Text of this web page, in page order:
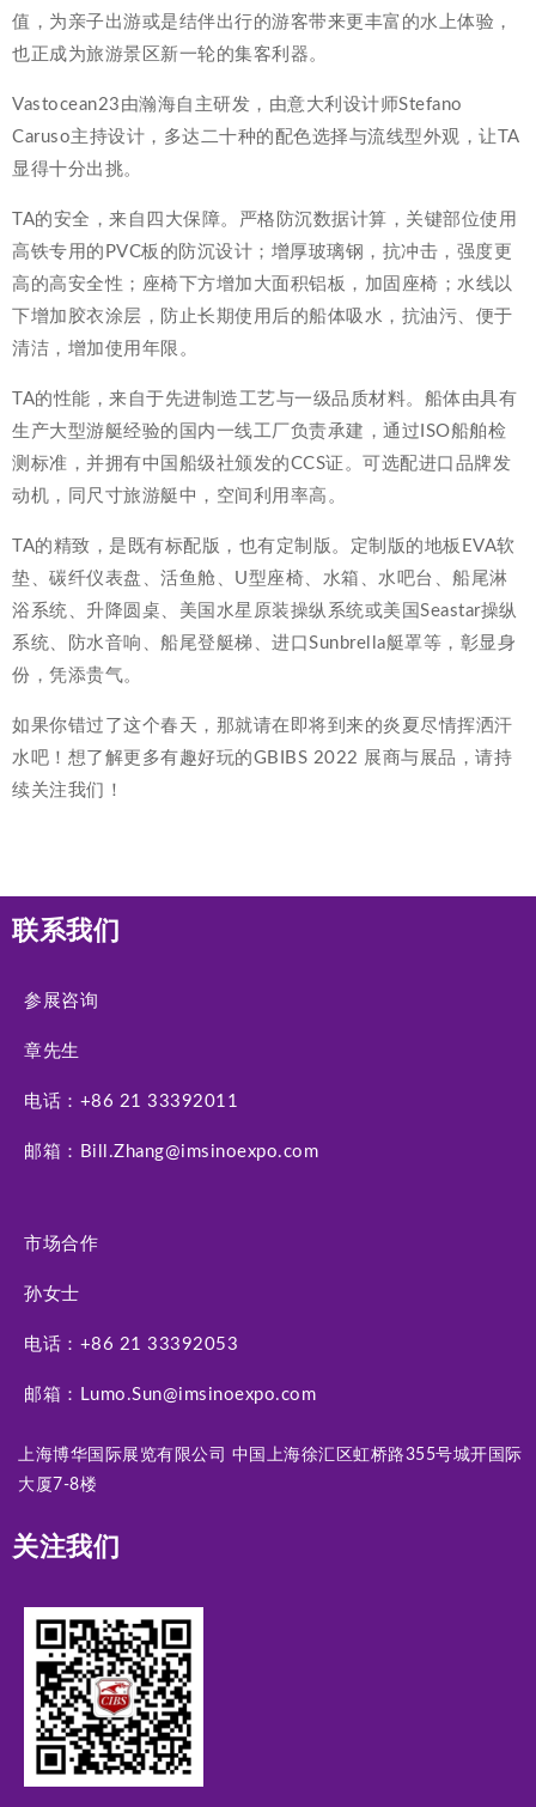
值，为亲子出游或是结伴出行的游客带来更丰富的水上体验，
也正成为旅游景区新一轮的集客利器。
Vastocean23由瀚海自主研发，由意大利设计师Stefano
Caruso主持设计，多达二十种的配色选择与流线型外观，让TA
显得十分出挑。
TA的安全，来自四大保障。严格防沉数据计算，关键部位使用
高铁专用的PVC板的防沉设计；增厚玻璃钢，抗冲击，强度更
高的高安全性；座椅下方增加大面积铝板，加固座椅；水线以
下增加胶衣涂层，防止长期使用后的船体吸水，抗油污、便于
清洁，增加使用年限。
TA的性能，来自于先进制造工艺与一级品质材料。船体由具有
生产大型游艇经验的国内一线工厂负责承建，通过ISO船舶检
测标准，并拥有中国船级社颁发的CCS证。可选配进口品牌发
动机，同尺寸旅游艇中，空间利用率高。
TA的精致，是既有标配版，也有定制版。定制版的地板EVA软
垫、碳纤仪表盘、活鱼舱、U型座椅、水箱、水吧台、船尾淋
浴系统、升降圆桌、美国水星原装操纵系统或美国Seastar操纵
系统、防水音响、船尾登艇梯、进口Sunbrella艇罩等，彰显身
份，凭添贵气。
如果你错过了这个春天，那就请在即将到来的炎夏尽情挥洒汗
水吧！想了解更多有趣好玩的GBIBS 2022 展商与展品，请持
续关注我们！
联系我们
参展咨询
章先生
电话：+86 21 33392011
邮箱：Bill.Zhang@imsinoexpo.com
市场合作
孙女士
电话：+86 21 33392053
邮箱：Lumo.Sun@imsinoexpo.com
上海博华国际展览有限公司 中国上海徐汇区虹桥路355号城开国际
大厦7-8楼
关注我们